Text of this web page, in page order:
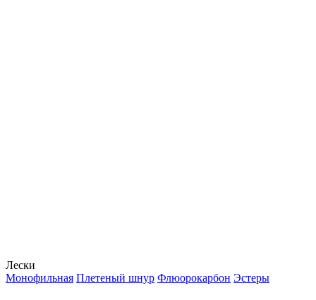
Лески
Монофильная Плетеный шнур Флюорокарбон Эстеры